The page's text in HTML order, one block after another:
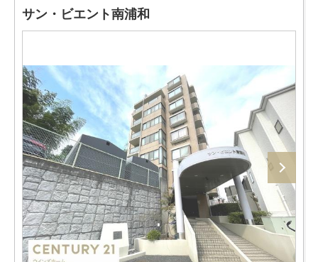
サン・ビエント南浦和